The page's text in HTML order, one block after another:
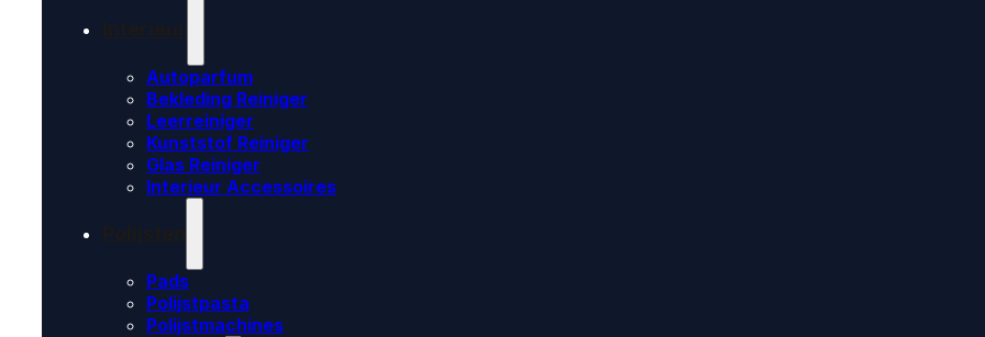
Autoparfum
Bekleding Reiniger
Leerreiniger
Kunststof Reiniger
Glas Reiniger
Interieur Accessoires
Pads
Polijstpasta
Polijstmachines